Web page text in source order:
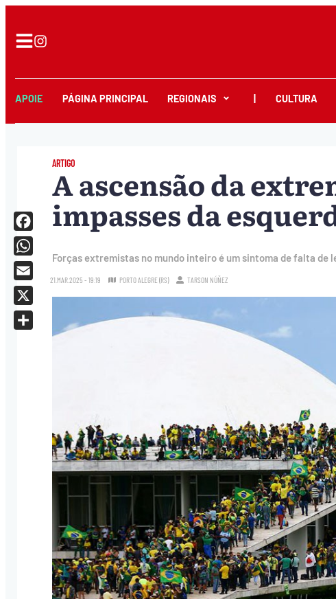
APOIE PÁGINA PRINCIPAL REGIONAIS CULTURA
ARTIGO
A ascensão da
impasses da
Forças extremistas no mundo inteiro é um sintoma de falta de
21.MAR.2025 - 19:19 PORTO ALEGRE (RS) TARSON NÚÑEZ
Facebook
WhatsApp
Email
X